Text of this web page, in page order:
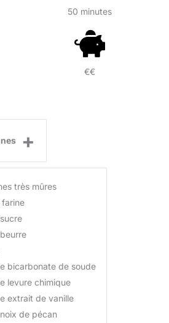
50 minutes
€€
+
très mûres
bicarbonate de soude
levure chimique
extrait de vanille
de pécan